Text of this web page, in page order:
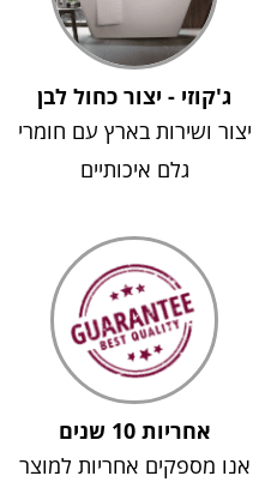
ג'קוזי - יצור כחול לבן
יצור ושירות בארץ עם חומרי
גלם איכותיים
אחריות 10 שנים
אנו מספקים אחריות למוצר